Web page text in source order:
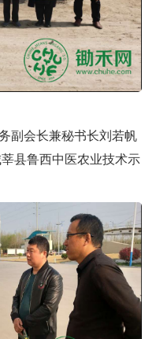
副会长兼秘书长刘若帆
县鲁西中医农业技术示